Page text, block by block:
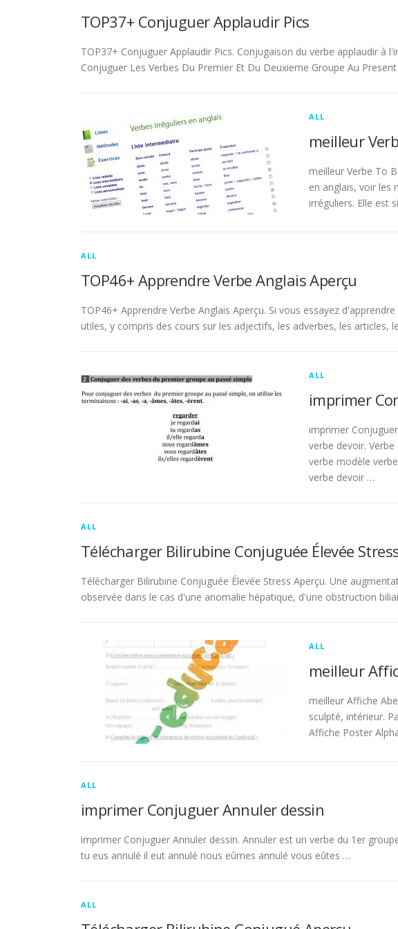
TOP37+ Conjuguer Applaudir Pics
TOP37+ Conjuguer Applaudir Pics. Conjugaison du verbe applaudir à
Conjuguer Les Verbes Du Premier Et Du Deuxieme Groupe Au
ALL
meilleur
meilleur Verbe To
en anglais, voir les
irréguliers. Elle est
ALL
TOP46+ Apprendre Verbe Anglais Aperçu
TOP46+ Apprendre Verbe Anglais Aperçu. Si vous essayez
utiles, y compris des cours sur les adjectifs, les adverbes, les articles,
ALL
imprimer
imprimer
verbe devoir.
verbe modèle
verbe devoir …
ALL
Télécharger Bilirubine Conjuguée Élevée
Télécharger Bilirubine Conjuguée Élevée Stress Aperçu. Une
observée dans le cas d'une anomalie hépatique, d'une obstruction
ALL
meilleur
meilleur Affiche
sculpté, intérieur.
Affiche Poster
ALL
imprimer Conjuguer Annuler dessin
imprimer Conjuguer Annuler dessin. Annuler est un verbe du 1er
tu eus annulé il eut annulé nous eûmes annulé vous eûtes …
ALL